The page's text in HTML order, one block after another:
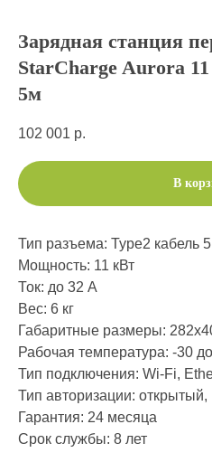
Зарядная станция
StarCharge Aurora
5м
102 001 р.
В
Тип разъема: Type2 кабель
Мощность: 11 кВт
Ток: до 32 А
Вес: 6 кг
Габаритные размеры:
Рабочая температура: -30
Тип подключения: Wi-Fi,
Тип авторизации: открытый,
Гарантия: 24 месяца
Срок службы: 8 лет